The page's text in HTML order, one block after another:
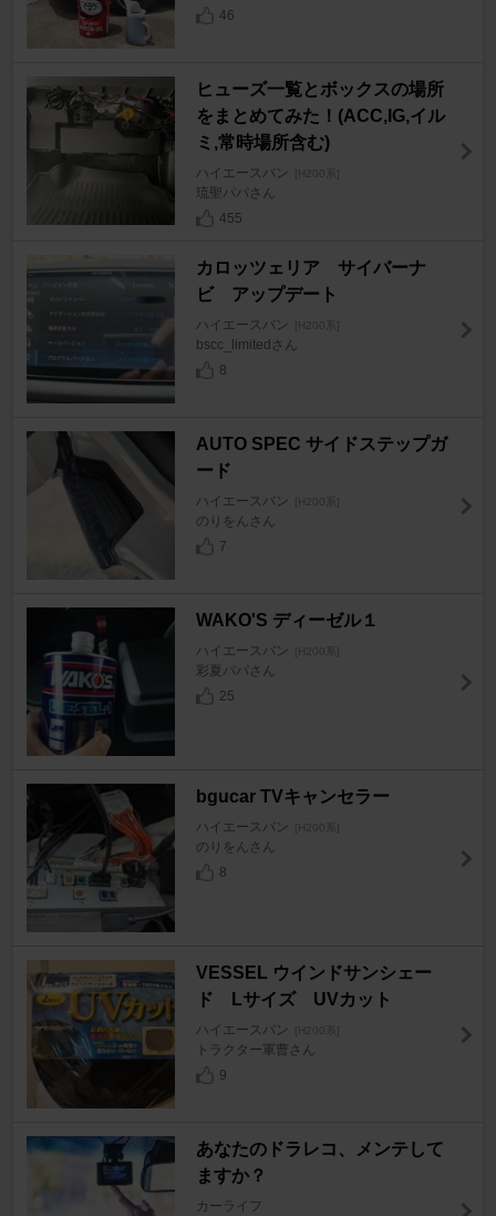
46
ヒューズ一覧とボックスの場所
をまとめてみた！(ACC,IG,イル
ミ,常時場所含む)
ハイエースバン [H200系]
琉聖パパさん
455
カロッツェリア サイバーナ
ビ アップデート
ハイエースバン [H200系]
bscc_limitedさん
8
AUTO SPEC サイドステップガ
ード
ハイエースバン [H200系]
のりをんさん
7
WAKO'S ディーゼル１
ハイエースバン [H200系]
彩夏パパさん
25
bgucar TVキャンセラー
ハイエースバン [H200系]
のりをんさん
8
VESSEL ウインドサンシェー
ド Lサイズ UVカット
ハイエースバン [H200系]
トラクター軍曹さん
9
あなたのドラレコ、メンテして
ますか？
カーライフ